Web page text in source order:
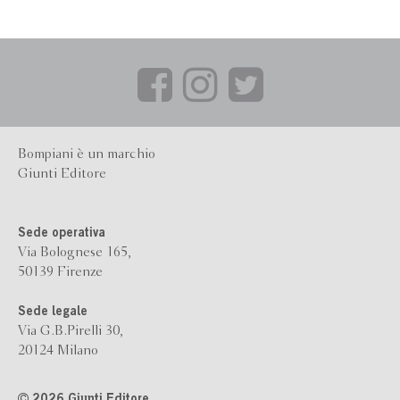
Bompiani è un marchio
Giunti Editore
Sede operativa
Via Bolognese 165,
50139 Firenze
Sede legale
Via G.B.Pirelli 30,
20124 Milano